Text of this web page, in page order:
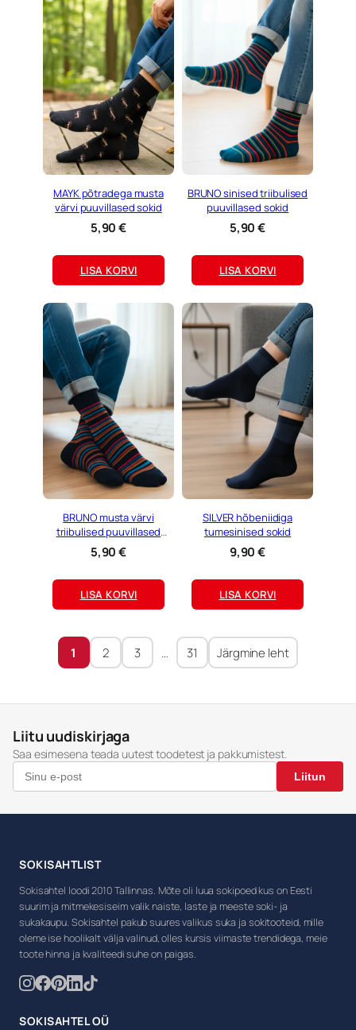
MAYK põtradega musta
värvi puuvillased sokid
5,90€
LISA KORVI
BRUNO sinised triibulised
puuvillased sokid
5,90€
LISA KORVI
BRUNO musta värvi
triibulised puuvillased
sokid
5,90€
LISA KORVI
SILVER hõbeniidiga
tumesinised sokid
9,90€
LISA KORVI
1 2 3 … 31 Järgmine leht
Liitu uudiskirjaga
Saa esimesena teada uutest toodetest ja pakkumistest.
Liitun
SOKISAHTLIST
Sokisahtel loodi 2010 Tallinnas. Mõte oli luua sokipoed kus on Eesti
suurim ja mitmekesiseim valik naiste, laste ja meeste soki- ja
sukakaupu. Sokisahtel pakub suures valikus suka ja sokitooteid, mille
oleme ise hoolikalt välja valinud, olles kursis viimaste trendidega, meie
toote hinna ja kvaliteedi suhe on paigas.
SOKISAHTEL OÜ